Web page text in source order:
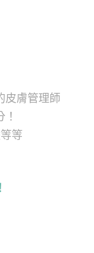
皮膚管理師
等